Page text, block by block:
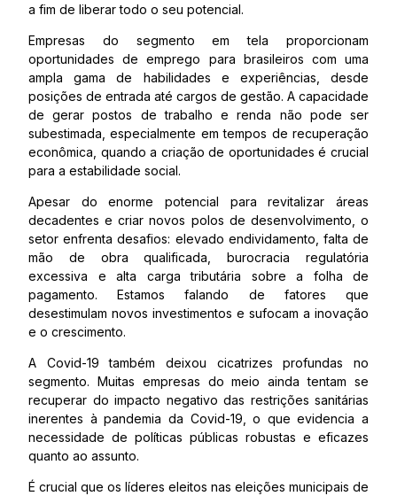
a fim de liberar todo o seu potencial.
Empresas do segmento em tela proporcionam
oportunidades de emprego para brasileiros com uma
ampla gama de habilidades e experiências, desde
posições de entrada até cargos de gestão. A capacidade
de gerar postos de trabalho e renda não pode ser
subestimada, especialmente em tempos de recuperação
econômica, quando a criação de oportunidades é crucial
para a estabilidade social.
Apesar do enorme potencial para revitalizar áreas
decadentes e criar novos polos de desenvolvimento, o
setor enfrenta desafios: elevado endividamento, falta de
mão de obra qualificada, burocracia regulatória
excessiva e alta carga tributária sobre a folha de
pagamento. Estamos falando de fatores que
desestimulam novos investimentos e sufocam a inovação
e o crescimento.
A Covid-19 também deixou cicatrizes profundas no
segmento. Muitas empresas do meio ainda tentam se
recuperar do impacto negativo das restrições sanitárias
inerentes à pandemia da Covid-19, o que evidencia a
necessidade de políticas públicas robustas e eficazes
quanto ao assunto.
É crucial que os líderes eleitos nas eleições municipais de